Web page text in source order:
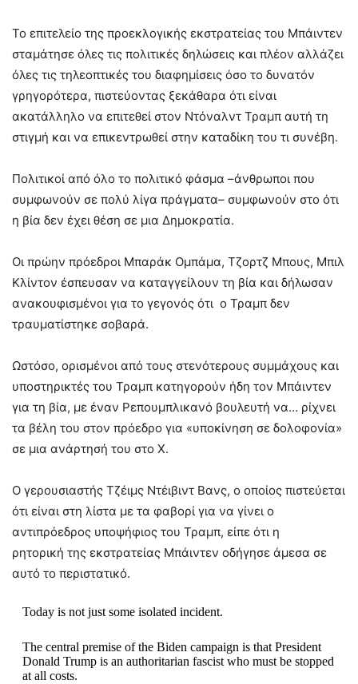
Το επιτελείο της προεκλογικής εκστρατείας του Μπάιντεν
σταμάτησε όλες τις πολιτικές δηλώσεις και πλέον αλλάζει
όλες τις τηλεοπτικές του διαφημίσεις όσο το δυνατόν
γρηγορότερα, πιστεύοντας ξεκάθαρα ότι είναι
ακατάλληλο να επιτεθεί στον Ντόναλντ Τραμπ αυτή τη
στιγμή και να επικεντρωθεί στην καταδίκη του τι συνέβη.
Πολιτικοί από όλο το πολιτικό φάσμα –άνθρωποι που
συμφωνούν σε πολύ λίγα πράγματα– συμφωνούν στο ότι
η βία δεν έχει θέση σε μια Δημοκρατία.
Οι πρώην πρόεδροι Μπαράκ Ομπάμα, Τζορτζ Μπους, Μπιλ
Κλίντον έσπευσαν να καταγγείλουν τη βία και δήλωσαν
ανακουφισμένοι για το γεγονός ότι ο Τραμπ δεν
τραυματίστηκε σοβαρά.
Ωστόσο, ορισμένοι από τους στενότερους συμμάχους και
υποστηρικτές του Τραμπ κατηγορούν ήδη τον Μπάιντεν
για τη βία, με έναν Ρεπουμπλικανό βουλευτή να… ρίχνει
τα βέλη του στον πρόεδρο για «υποκίνηση σε δολοφονία»
σε μια ανάρτησή του στο X.
Ο γερουσιαστής Τζέιμς Ντέιβιντ Βανς, ο οποίος πιστεύεται
ότι είναι στη λίστα με τα φαβορί για να γίνει ο
αντιπρόεδρος υποψήφιος του Τραμπ, είπε ότι η
ρητορική της εκστρατείας Μπάιντεν οδήγησε άμεσα σε
αυτό το περιστατικό.
Today is not just some isolated incident.
The central premise of the Biden campaign is that President
Donald Trump is an authoritarian fascist who must be stopped
at all costs.